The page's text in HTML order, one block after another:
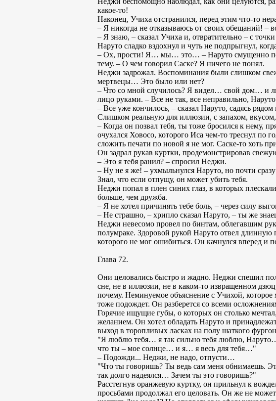
какое-то!
Наконец, Учиха отстранился, перед этим что-то
– Я никогда не отказываюсь от своих обещаний! –
– Я знаю, – сказал Учиха и, отвратительно – с
Наруто сладко вздохнул и чуть не подпрыгнул,
– Ох, прости! Я… мы… это… – Наруто смущенно
тему. – О чем говорил Саске? Я ничего не понял.
Неджи задрожал. Воспоминания были слишком
мертвецы… Это было или нет?
– Что со мной случилось? Я видел… свой дом… и
лицо руками. – Все не так, все неправильно,
– Все уже кончилось, – сказал Наруто, садясь
Слишком реальную для иллюзии, с запахом,
– Когда он позвал тебя, ты тоже бросился к нему,
очухался Ховосо, которого Иса чем-то треснул по
сложить печати по новой я не мог. Саске-то хоть
Он задрал рукав куртки, продемонстрировав
– Это я тебя ранил? – спросил Неджи.
– Ну не я же! – ухмыльнулся Наруто, но почти сразу
Знал, что если отпущу, он может убить тебя.
Неджи попал в плен синих глаз, в которых
больше, чем дружба.
– Я не хотел причинять тебе боль, – через силу
– Не страшно, – хрипло сказал Наруто, – ты же
Неджи невесомо провел по бинтам, облегавшим
полумраке. Здоровой рукой Наруто отвел длинную
которого не мог ошибиться. Он качнулся вперед и
Глава 72.
Они целовались быстро и жадно. Неджи спешил
сне, не в иллюзии, не в каком-то извращенном
почему. Неминуемое объяснение с Учихой,
тоже подождет. Он разберется со всеми
Горячие ищущие губы, о которых он столько
желанием. Он хотел обладать Наруто и
выход в торопливых ласках на полу шаткого
"Я люблю тебя… я так сильно тебя люблю,
что ты – мое солнце… и я… я весь для тебя…"
– Подожди... Неджи, не надо, отпусти…
"Что ты говоришь? Ты ведь сам меня обнимаешь.
так долго надеялся… Зачем ты это говоришь?"
Расстегнув оранжевую куртку, он прильнул к
просьбами продолжал его целовать. Он же не